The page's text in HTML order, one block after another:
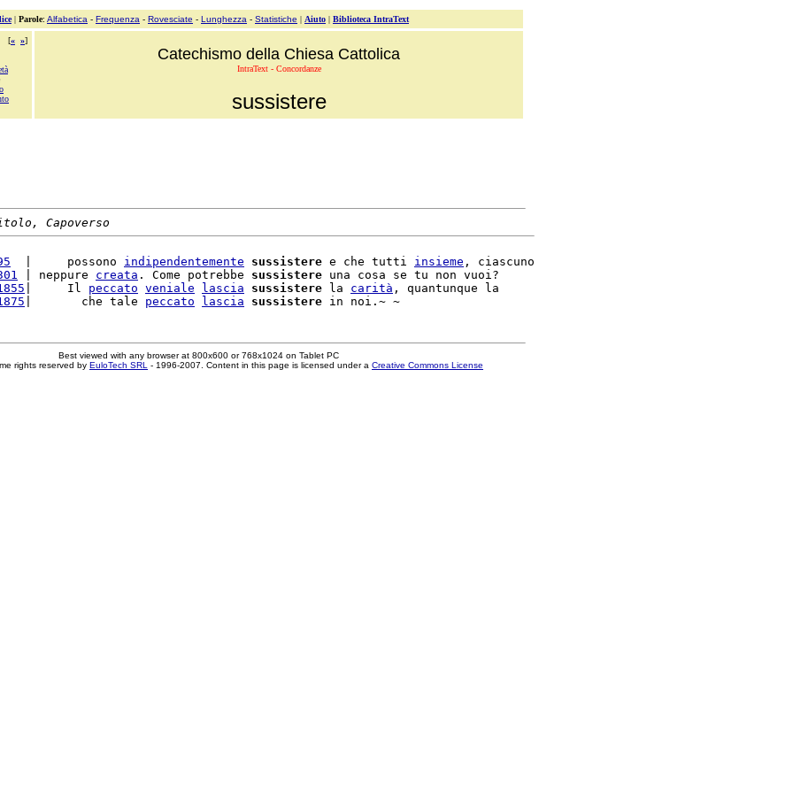
| Parole: Alfabetica - Frequenza - Rovesciate - Lunghezza - Statistiche | Aiuto | Biblioteca IntraText
[« »]
Catechismo della Chiesa Cattolica
IntraText - Concordanze
sussistere
Capoverso
  |     possono
indipendentemente sussistere e che tutti insieme , ciascuno
| neppure creata . Come potrebbe sussistere una cosa se tu non vuoi?
|     Il peccato veniale lascia sussistere la carità , quantunque la
|       che tale peccato lascia sussistere
Best viewed with any browser at 800x600 or 768x1024 on Tablet PC
rights reserved by EuloTech SRL - 1996-2007. Content in this page is licensed under a Creative Commons License